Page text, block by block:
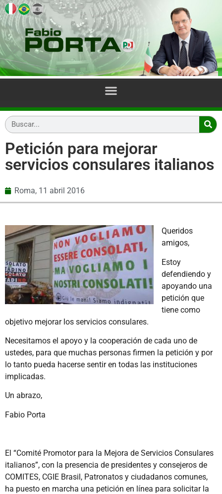
Petición para mejorar
servicios consulares italianos
Roma, 11 abril 2016
Queridos
amigos,
Estoy
defendiendo y
apoyando una
petición que
tiene como
objetivo mejorar los servicios consulares.
Necesitamos el apoyo y la cooperación de cada uno de
ustedes, para que muchas personas firmen la petición y por
lo tanto pueda hacerse sentir en todas las instituciones
implicadas.
Un abrazo,
Fabio Porta
El “Comité Promotor para la Mejora de Servicios Consulares
italianos”, con la presencia de presidentes y consejeros de
COMITES, CGIE Brasil, Patronatos y ciudadanos comunes,
ha puesto en marcha una petición en línea para solicitar la